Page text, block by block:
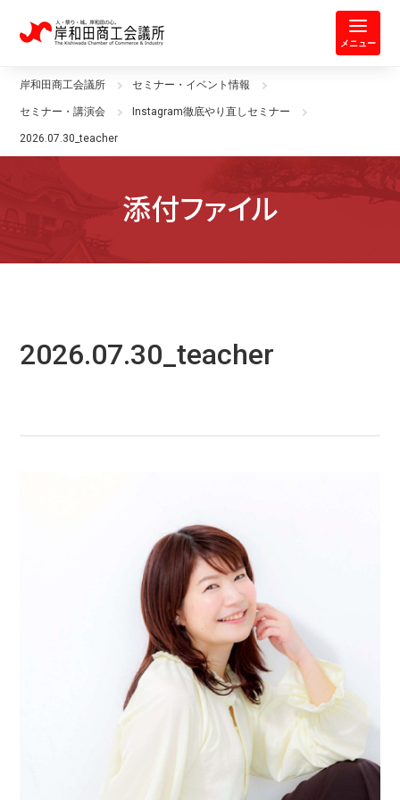
岸和田商工会議所 | 人・祭り・城。
メニュー
岸和田商工会議所 セミナー・イベント情報
セミナー・講演会 Instagram徹底やり直しセミナー
2026.07.30_teacher
添付ファイル
2026.07.30_teacher